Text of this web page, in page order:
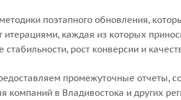
поэтапного обновления,
каждая из которых
рост конверсии и
промежуточные отчеты,
в Владивостока и других